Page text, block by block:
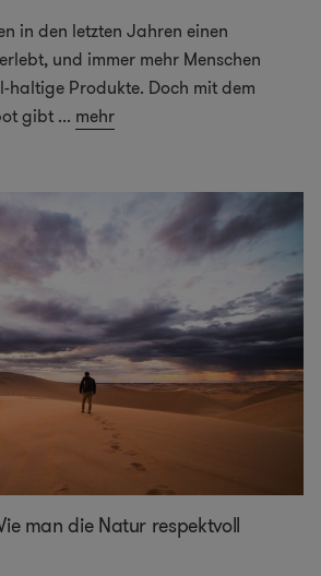
in den letzten Jahren einen
und immer mehr Menschen
Produkte. Doch mit dem
gibt ... mehr
man die Natur respektvoll